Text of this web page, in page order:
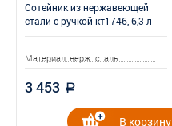
Сотейник из нержавеющей
стали с ручкой кт1746, 6,3 л
Материал: нерж. сталь
3 453 a
В корзину